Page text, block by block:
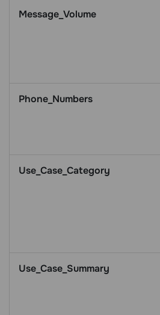
Message_Volume
Phone_Numbers
Use_Case_Category
Use_Case_Summary